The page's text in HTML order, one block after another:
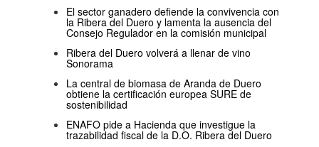
El sector ganadero defiende la convivencia con
la Ribera del Duero y lamenta la ausencia del
Consejo Regulador en la comisión municipal
Ribera del Duero volverá a llenar de vino
Sonorama
La central de biomasa de Aranda de Duero
obtiene la certificación europea SURE de
sostenibilidad
ENAFO pide a Hacienda que investigue la
trazabilidad fiscal de la D.O. Ribera del Duero